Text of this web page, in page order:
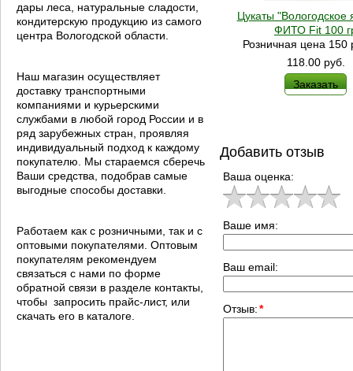
дары леса, натуральные сладости,
кондитерскую продукцию из самого
центра Вологодской области.
Наш магазин осуществляет
доставку транспортными
компаниями и курьерскими
службами в любой город России и в
ряд зарубежных стран, проявляя
индивидуальный подход к каждому
покупателю. Мы стараемся сберечь
Ваши средства, подобрав самые
выгодные способы доставки.
Работаем как с розничными, так и с
оптовыми покупателями. Оптовым
покупателям рекомендуем
связаться с нами по форме
обратной связи в разделе контакты,
чтобы запросить прайс-лист, или
скачать его в каталоге.
Цукаты "Вологодское
ФИТО Fit 100
Розничная цена 150
118.00 руб.
Заказать
Добавить отзыв
Ваша оценка:
Ваше имя:
Ваш email:
Отзыв:*